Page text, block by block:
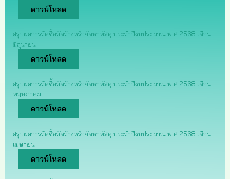
ดาวน์โหลด
สรุปผลการจัดซื้อจัดจ้างหรือจัดหาพัสดุ ประจำปีงบประมาณ พ.ศ.2568 เดือน
มิถุนายน
ดาวน์โหลด
สรุปผลการจัดซื้อจัดจ้างหรือจัดหาพัสดุ ประจำปีงบประมาณ พ.ศ.2568 เดือน
พฤษภาคม
ดาวน์โหลด
สรุปผลการจัดซื้อจัดจ้างหรือจัดหาพัสดุ ประจำปีงบประมาณ พ.ศ.2568 เดือน
เมษายน
ดาวน์โหลด